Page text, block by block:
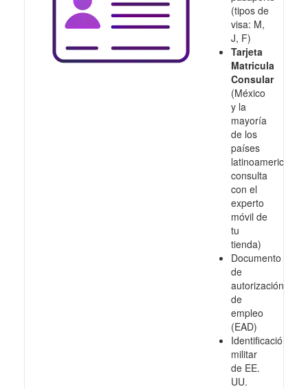
(tipos de
visa: M,
J, F)
Tarjeta
Matricula
Consular
(México
y la
mayoría
de los
países
latinoamericanos,
consulta
con el
experto
móvil de
tu
tienda)
Documento
de
autorización
de
empleo
(EAD)
Identificación
militar
de EE.
UU.